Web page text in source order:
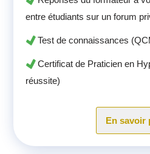
entre étudiants sur un forum
Test de connaissances
Certificat de Praticien en
réussite)
En savoir